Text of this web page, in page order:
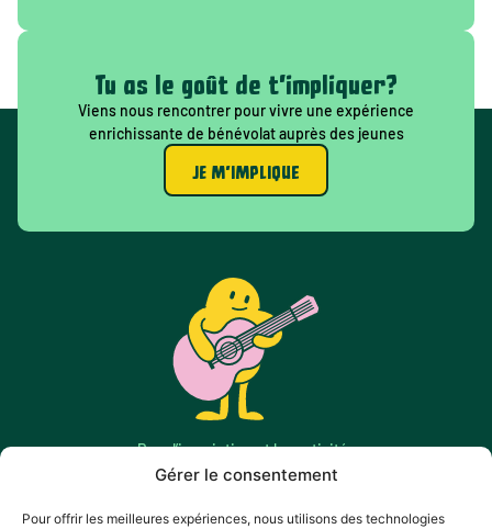
Gérer le consentement
Pour offrir les meilleures expériences, nous utilisons des technologies
Tu as le goût de t'impliquer?
Viens nous rencontrer pour vivre une expérience
enrichissante de bénévolat auprès des jeunes
JE M'IMPLIQUE
Pour l’inscription et les activités
chefdequipe@maisonsdesjeunesrn.ca
Toute autre information